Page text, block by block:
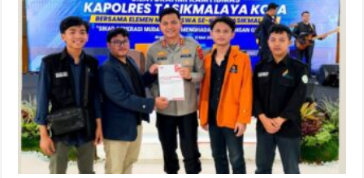
BEM
Nusantara
Jawa
Barat
Serahkan
Naskah
Akademik
kepada
Kapolres
Tasikmalaya
Kota